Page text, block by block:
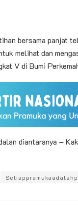
bersama panjat
melihat dan
V di Bumi
diantaranya –